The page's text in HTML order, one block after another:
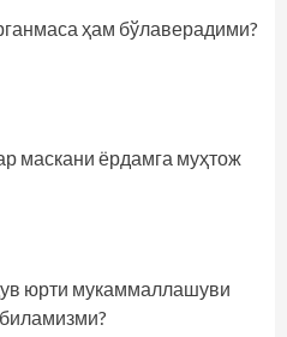
ҳам бўлаверадими?
маскани ёрдамга муҳтож
юрти мукаммаллашуви